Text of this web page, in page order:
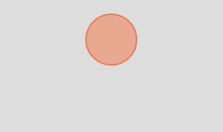
Para responderte
mejor y más rápido
Déjanos tus datos para identificar tu consulta en el
sistema de gestión de clientes.